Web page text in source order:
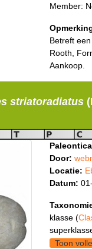
Member:
Betreft
Rooth,
Aankoop.
striatoradiatus
Door:
Locatie:
Datum:
klasse (
Toon